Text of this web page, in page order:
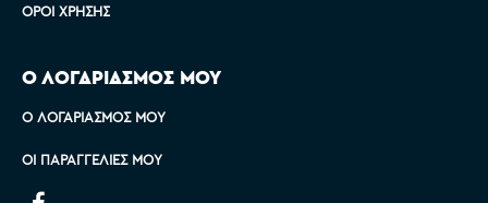
ΌΡΟΙ ΧΡΉΣΗΣ
Ο ΛΟΓΑΡΙΑΣΜΟΣ ΜΟΥ
Ο ΛΟΓΑΡΙΑΣΜΌΣ ΜΟΥ
ΟΙ ΠΑΡΑΓΓΕΛΊΕΣ ΜΟΥ